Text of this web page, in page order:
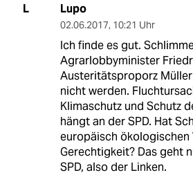
L Lupo
02.06.2017, 10:21 Uhr
Ich finde es gut.
Agrarlobbyminister
Austeritätsproporz
nicht werden.
Klimaschutz und Schutz
hängt an der SPD. Hat
europäisch ökologischen
Gerechtigkeit? Das geht
SPD, also der Linken.